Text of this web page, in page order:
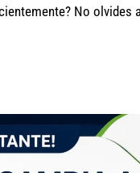
No olvides